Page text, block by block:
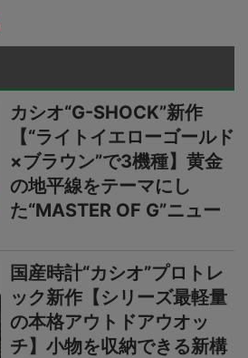
カシオ“G-SHOCK”新作
【“ライトイエローゴールド
×ブラウン”で3機種】黄金
の地平線をテーマにし
た“MASTER OF G”ニュー
国産時計“カシオ”プロトレ
ック新作【シリーズ最軽量
の本格アウトドアウオッ
チ】小物を収納できる新構